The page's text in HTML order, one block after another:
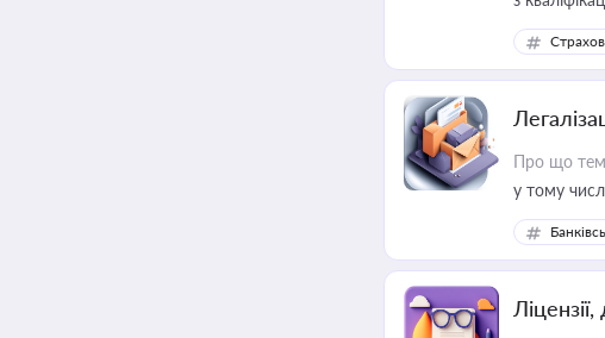
медійних
Про що
у тому
ризиків